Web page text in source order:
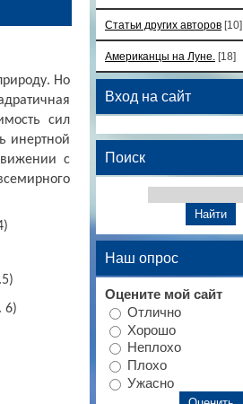
Но
сил
инертной
с
Статьи других авторов [10]
Американцы на Луне. [18]
Вход на сайт
Поиск
Наш опрос
Оцените мой сайт
Отлично
Хорошо
Неплохо
Плохо
Ужасно